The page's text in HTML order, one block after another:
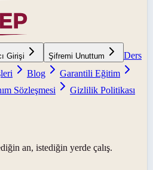
Girişi Şifremi Unuttum
Ders
Blog
Garantili Eğitim
Sözleşmesi
Gizlilik Politikası
an, istediğin yerde çalış.